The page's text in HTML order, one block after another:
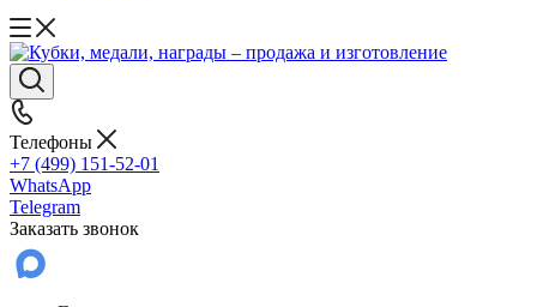
Телефоны
+7 (499) 151-52-01
WhatsApp
Telegram
Заказать звонок